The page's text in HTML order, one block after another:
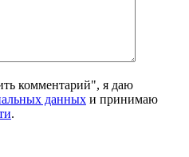
комментарий", я даю
данных и принимаю
.